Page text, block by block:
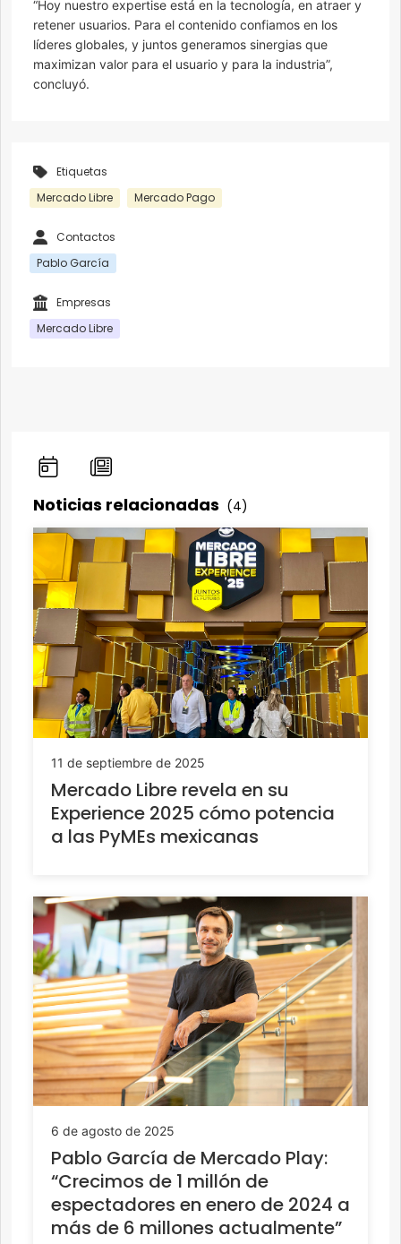
“Hoy nuestro expertise está en la tecnología, en atraer y
retener usuarios. Para el contenido confiamos en los
líderes globales, y juntos generamos sinergias que
maximizan valor para el usuario y para la industria”,
concluyó.
Etiquetas
Mercado Libre
Mercado Pago
Contactos
Pablo García
Empresas
Mercado Libre
Noticias relacionadas (4)
11 de septiembre de 2025
Mercado Libre revela en su
Experience 2025 cómo potencia
a las PyMEs mexicanas
6 de agosto de 2025
Pablo García de Mercado Play:
“Crecimos de 1 millón de
espectadores en enero de 2024 a
más de 6 millones actualmente”